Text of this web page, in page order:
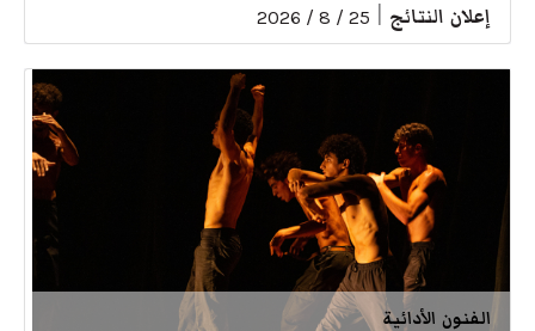
إعلان النتائج 25 / 8 / 2026
الفنون الأدائية